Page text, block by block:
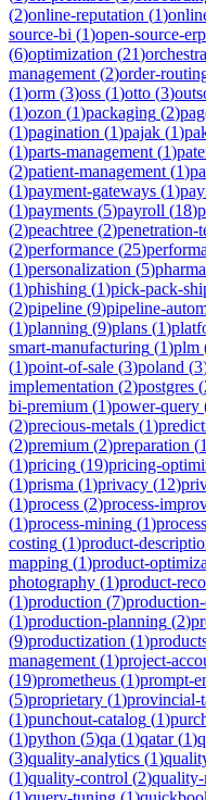
(2)online-reputation (1)
source-bi (1)open-source-erp
(6)optimization (21)
management (2)order-
(1)orm (3)oss (1)otto (3)
(1)ozon (1)packaging (2)
(1)pagination (1)pajak (1)
(1)parts-management (1)
(2)patient-management (1)
(1)payment-gateways (1)
(1)payments (5)payroll (18)
(2)peachtree (2)penetration-
(2)performance (25)
(1)personalization (5)pharma
(1)phishing (1)pick-pack-
(2)pipeline (9)pipeline-
(1)planning (9)plans (1)
smart-manufacturing (1)plm
(1)point-of-sale (3)poland (3
implementation (2)postgres (
bi-premium (1)power-query
(2)precious-metals (1)
(2)premium (2)preparation (1
(1)pricing (19)pricing-
(1)prisma (1)privacy (12)
(1)process (2)process-
(1)process-mining (1)
costing (1)product-
mapping (1)product-
photography (1)product-
(1)production (7)
(1)production-planning (2)
(9)productization (1)
management (1)project-
(19)prometheus (1)prompt-
(5)proprietary (1)provincial-
(1)punchout-catalog (1)
(1)python (5)qa (1)qatar(1)
(3)quality-analytics (1)
(1)quality-control (2)quality-